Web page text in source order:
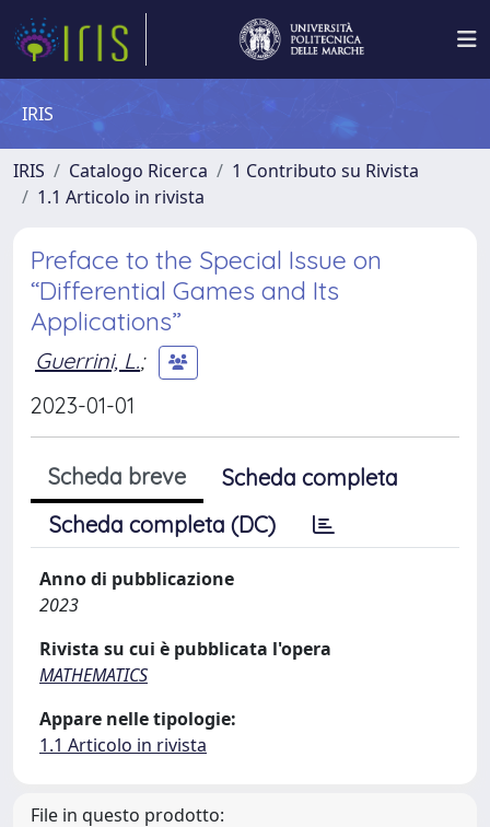
IRIS
IRIS Catalogo Ricerca
1 Contributo su Rivista
1.1 Articolo in rivista
Preface to the Special Issue on
“Differential Games and Its
Applications”
Guerrini, L.;
2023-01-01
Scheda breve
Scheda completa
Scheda completa (DC)
Anno di pubblicazione
2023
Rivista su cui è pubblicata l'opera
MATHEMATICS
Appare nelle tipologie:
1.1 Articolo in rivista
File in questo prodotto: